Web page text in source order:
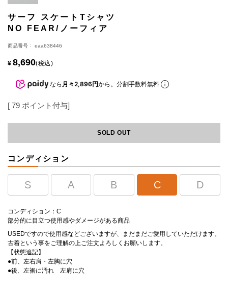
サーフ スケートTシャツ
NO FEAR/ノーフィア
商品番号 eaa638446
¥ 8,690 税込
なら 月々2,896円から。分割手数料無料
[ 79 ポイント付与]
SOLD OUT
コンディション
S A B C D
コンディション：C
部分的に目立つ使用感やダメージがある商品
USEDですので使用感などございますが、まだまだご愛用していただけます。
古着という事をご理解の上ご注文よろしくお願いします。
【状態追記】
●前、左右肩・左胸に穴
●後、左裾に汚れ 左肩に穴